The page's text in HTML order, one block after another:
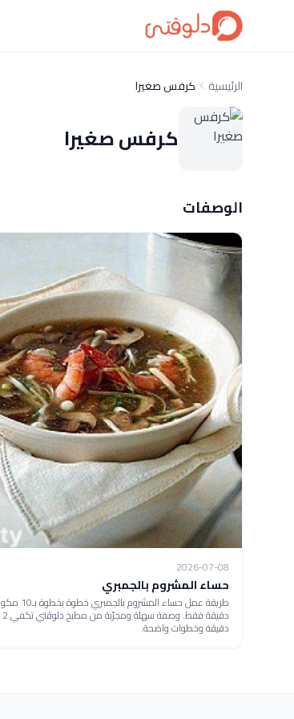
الرئيسية كرفس صغيرا
كرفس صغيرا
الوصفات
2026-07-08
حساء المشروم بالجمبري
دقيقة وخطوات واضحة.